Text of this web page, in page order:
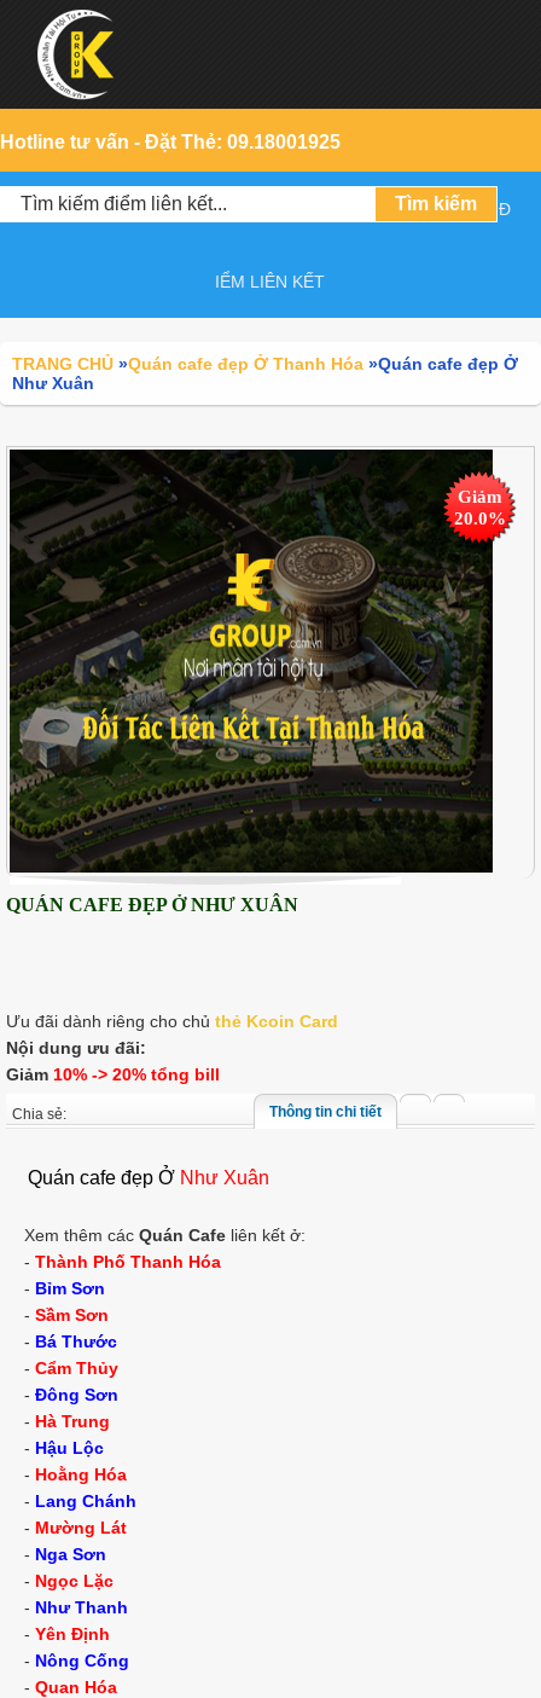
Hotline tư vấn - Đặt Thẻ: 09.18001925
Đ
IỂM LIÊN KẾT
TRANG CHỦ »Quán cafe đẹp Ở Thanh Hóa »Quán cafe đẹp Ở
Như Xuân
QUÁN CAFE ĐẸP Ở NHƯ XUÂN
Ưu đãi dành riêng cho chủ thẻ Kcoin Card
Nội dung ưu đãi:
Giảm 10% -> 20% tổng bill
Giảm
20.0%
Thông tin chi tiết
Quán cafe đẹp Ở Như Xuân
Xem thêm các Quán Cafe liên kết ở:
- Thành Phố Thanh Hóa
- Bỉm Sơn
- Sầm Sơn
- Bá Thước
- Cẩm Thủy
- Đông Sơn
- Hà Trung
- Hậu Lộc
- Hoằng Hóa
- Lang Chánh
- Mường Lát
- Nga Sơn
- Ngọc Lặc
- Như Thanh
- Yên Định
- Nông Cống
- Quan Hóa
Chia sẻ: